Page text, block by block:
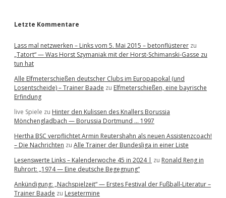
Letzte Kommentare
Lass mal netzwerken – Links vom 5. Mai 2015 – betonflüsterer zu
„Tatort“ — Was Horst Szymaniak mit der Horst-Schimanski-Gasse zu
tun hat
Alle Elfmeterschießen deutscher Clubs im Europapokal (und
Losentscheide) – Trainer Baade zu Elfmeterschießen, eine bayrische
Erfindung
live Spiele zu Hinter den Kulissen des Knallers Borussia
Mönchengladbach — Borussia Dortmund … 1997
Hertha BSC verpflichtet Armin Reutershahn als neuen Assistenzcoach!
– Die Nachrichten zu Alle Trainer der Bundesliga in einer Liste
Lesenswerte Links – Kalenderwoche 45 in 2024 | zu Ronald Reng in
Ruhrort: „1974 — Eine deutsche Begegnung“
Ankündigung: „Nachspielzeit“ — Erstes Festival der Fußball-Literatur –
Trainer Baade zu Lesetermine